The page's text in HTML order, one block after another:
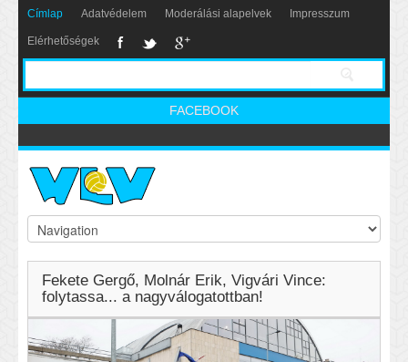
Címlap Adatvédelem Moderálási alapelvek Impresszum
Elérhetőségek
FACEBOOK
Fekete Gergő, Molnár Erik, Vigvári Vince:
folytassa... a nagyválogatottban!